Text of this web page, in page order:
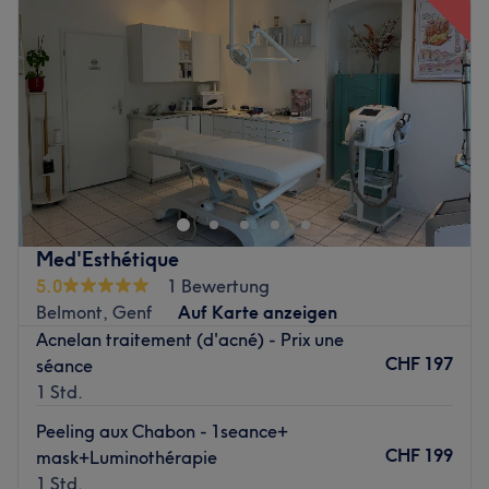
✨ Un espace confidentiel, une expertise reconnue, une
parenthèse beauté au cœur de Genève.
Zurück zur Salonansicht
09:00
19:00
09:00–19:00
Samstag
09:00– 19:00
Geschlossen
✨ Ton salon de beauté mixte à Genève
✨Coiffure mixte - Lissage - Cils - Ongles - Epilations -
Massage
Zurück zur Salonansicht
Med'Esthétique
5.0
1 Bewertung
Belmont, Genf
Auf Karte anzeigen
Acnelan traitement (d'acné) - Prix une
séance
1 Std.
CHF 197
Peeling aux Chabon - 1seance+
mask+Luminothérapie
1 Std.
CHF 199